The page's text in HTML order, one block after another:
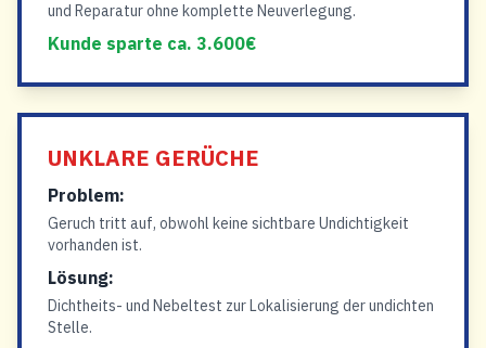
und Reparatur ohne komplette Neuverlegung.
Kunde sparte ca. 3.600€
UNKLARE GERÜCHE
Problem:
Geruch tritt auf, obwohl keine sichtbare Undichtigkeit
vorhanden ist.
Lösung:
Dichtheits- und Nebeltest zur Lokalisierung der undichten
Stelle.